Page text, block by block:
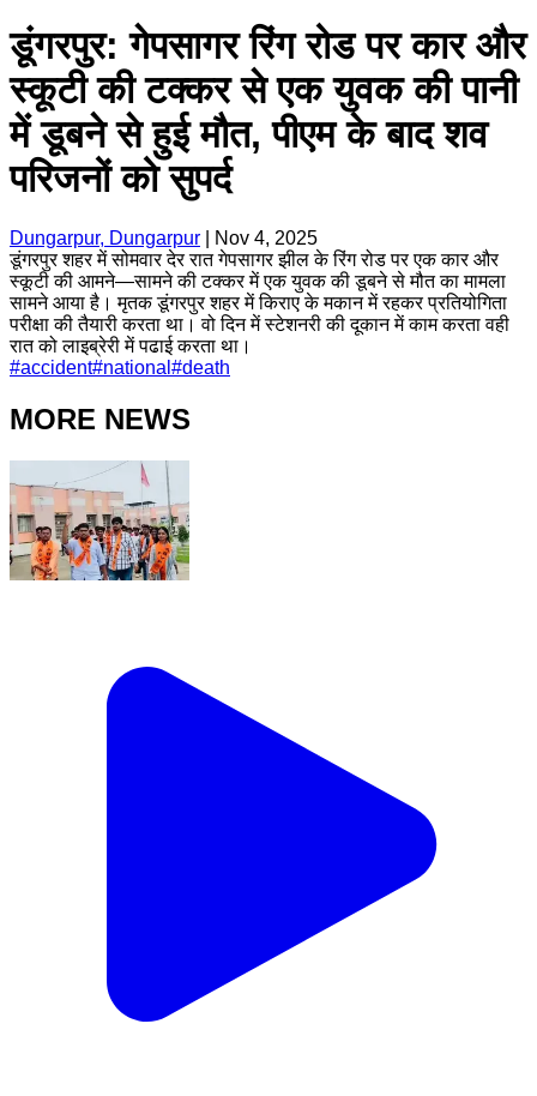
डूंगरपुर: गेपसागर रिंग रोड पर कार और
स्कूटी की टक्कर से एक युवक की पानी
में डूबने से हुई मौत, पीएम के बाद शव
परिजनों को सुपर्द
Dungarpur, Dungarpur
Nov 4, 2025
डूंगरपुर शहर में सोमवार देर रात गेपसागर झील के रिंग रोड पर एक कार और
स्कूटी की आमने—सामने की टक्कर में एक युवक की डूबने से मौत का मामला
सामने आया है। मृतक डूंगरपुर शहर में किराए के मकान में रहकर प्रतियोगिता
परीक्षा की तैयारी करता था। वो दिन में स्टेशनरी की दूकान में काम करता वही
रात को लाइब्रेरी में पढाई करता था।
#accident#national #death
MORE NEWS